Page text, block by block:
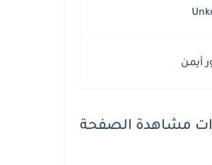
أيمن
مشاهدة الصفحة